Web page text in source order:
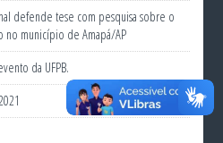
defende tese com pesquisa sobre o
no município de Amapá/AP
da UFPB.